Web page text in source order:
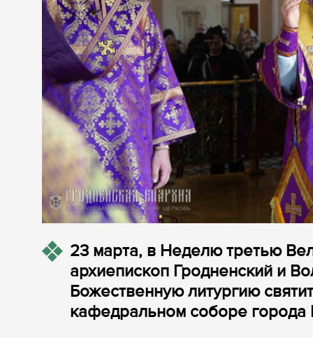
23 марта, в Неделю третью
архиепископ Гродненский и
Божественную литургию
кафедральном соборе города